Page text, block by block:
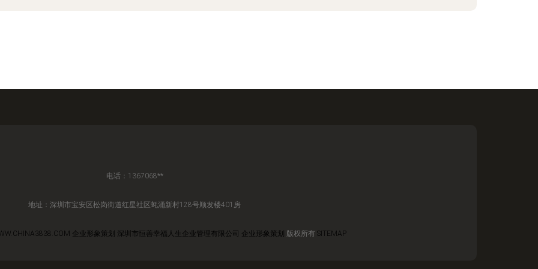
电话：1367068**
地址：深圳市宝安区松岗街道红星社区蚝涌新村128号顺发楼401房
企业形象策划 深圳市恒善幸福人生企业管理有限公司 企业形象策划 版权所有 SITEMAP